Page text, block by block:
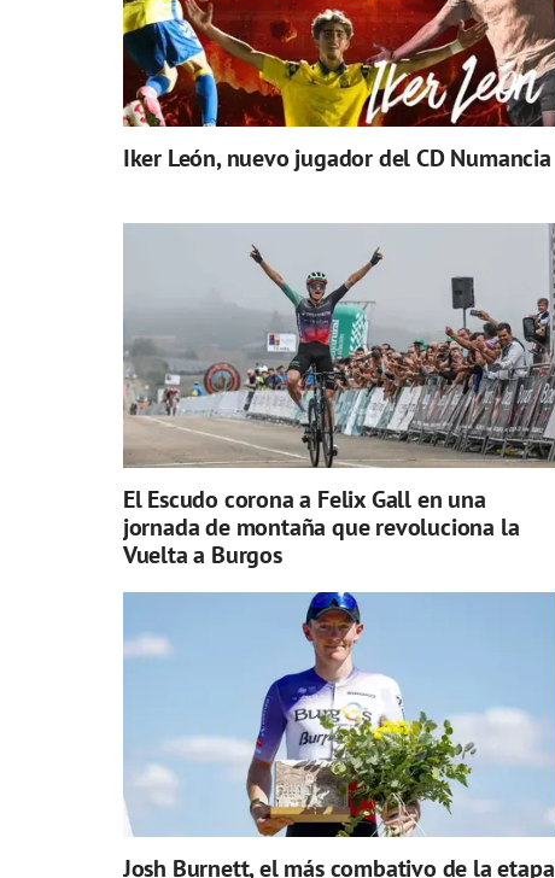
Iker León, nuevo jugador del CD Numancia
El Escudo corona a Felix Gall en una
jornada de montaña que revoluciona la
Vuelta a Burgos
Josh Burnett, el más combativo de la etapa